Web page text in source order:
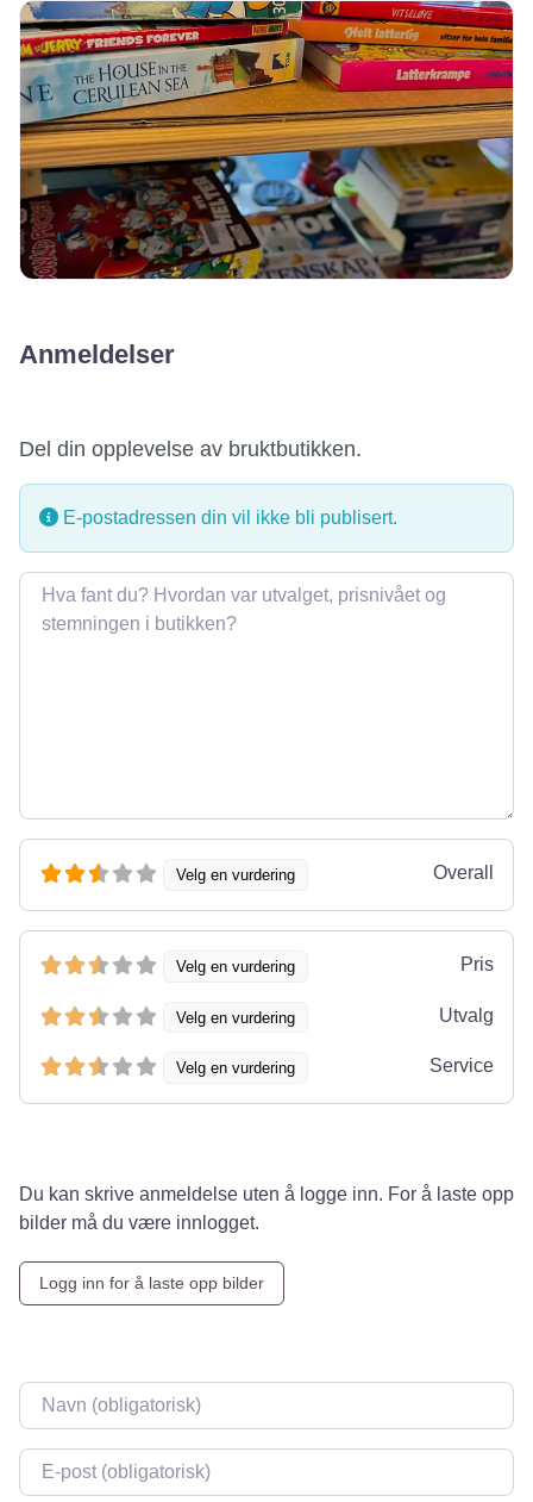
Anmeldelser
Del din opplevelse av bruktbutikken.
E-postadressen din vil ikke bli publisert.
Omtale
Velg en vurdering Overall
Velg en vurdering Pris
Velg en vurdering Utvalg
Velg en vurdering Service
Du kan skrive anmeldelse uten å logge inn. For å laste opp
bilder må du være innlogget.
Logg inn for å laste opp bilder
Navn
E-post